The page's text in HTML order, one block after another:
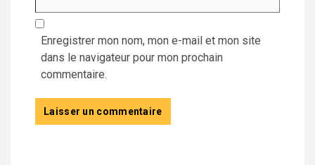
Enregistrer mon nom, mon e-mail et mon site
dans le navigateur pour mon prochain
commentaire.